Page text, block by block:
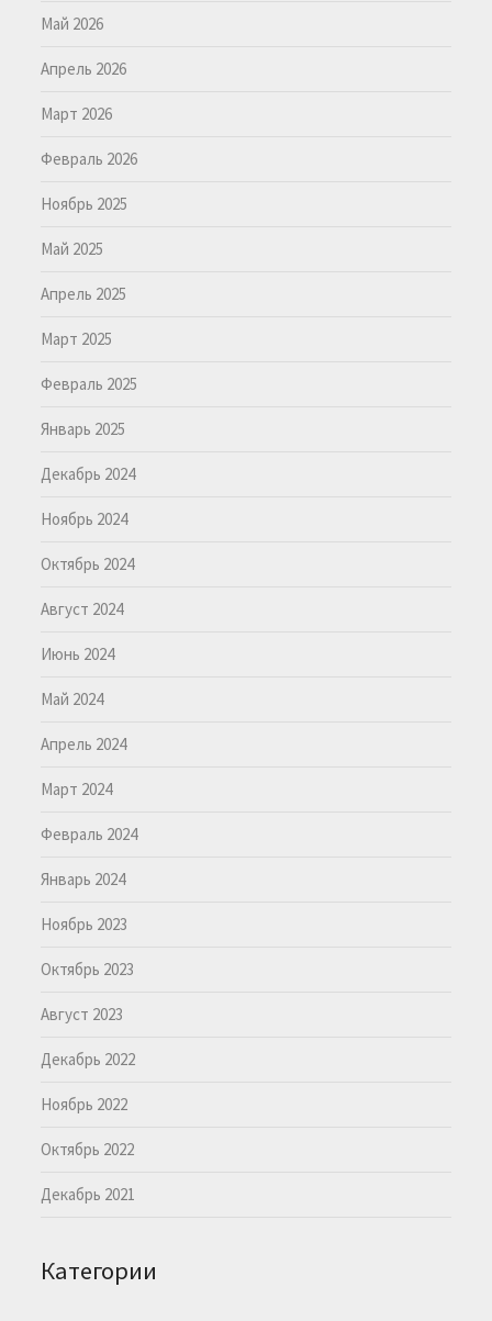
Май 2026
Апрель 2026
Март 2026
Февраль 2026
Ноябрь 2025
Май 2025
Апрель 2025
Март 2025
Февраль 2025
Январь 2025
Декабрь 2024
Ноябрь 2024
Октябрь 2024
Август 2024
Июнь 2024
Май 2024
Апрель 2024
Март 2024
Февраль 2024
Январь 2024
Ноябрь 2023
Октябрь 2023
Август 2023
Декабрь 2022
Ноябрь 2022
Октябрь 2022
Декабрь 2021
Категории